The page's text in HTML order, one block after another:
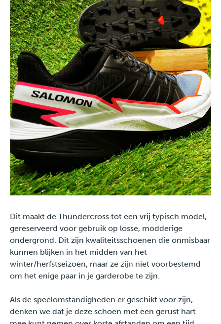
Dit maakt de Thundercross tot een vrij typisch model,
gereserveerd voor gebruik op losse, modderige
ondergrond. Dit zijn kwaliteitsschoenen die onmisbaar
kunnen blijken in het midden van het
winter/herfstseizoen, maar ze zijn niet voorbestemd
om het enige paar in je garderobe te zijn.
Als de speelomstandigheden er geschikt voor zijn,
denken we dat je deze schoen met een gerust hart